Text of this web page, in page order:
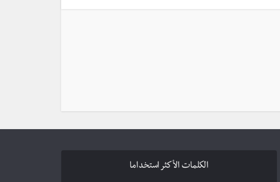
الكلمات الأكثر استخداما